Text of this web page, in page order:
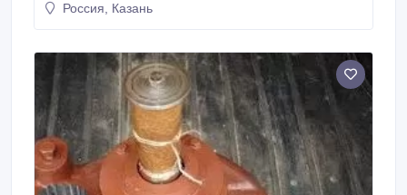
Россия, Казань